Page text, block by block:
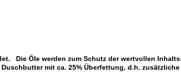
Die Öle werden zum Schutz der wertvollen
mit ca. 25% Überfettung, d.h.